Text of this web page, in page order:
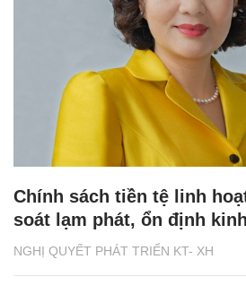
NGHỊ QUYẾT PHÁT TRIỂN KT- XH
Chính sách tiền tệ linh
soát lạm phát, ổn định